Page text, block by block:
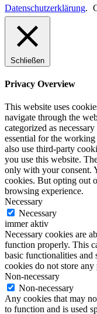
Datenschutzerklärung.
Schließen
Privacy Overview
This website uses
navigate through the
categorized as
essential for the
also use third-party
you use this website.
only with your consent.
cookies. But opting out
browsing experience.
Necessary
Necessary
immer aktiv
Necessary cookies are
function properly. This
basic functionalities and
cookies do not store
Non-necessary
Non-necessary
Any cookies that may
to function and is used